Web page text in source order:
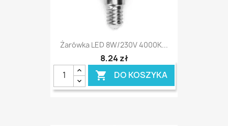
Żarówka LED 8W/230V 4000K...
8,24 zł
 DO KOSZYKA